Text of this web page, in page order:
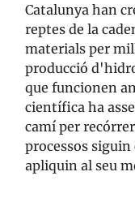
Catalunya han
reptes de la
materials per
producció
que funcionen
científica ha
camí per
processos
apliquin al seu